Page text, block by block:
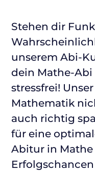
Stehen dir
unserem Abi-
dein Mathe-
stressfrei!
Mathematik
auch richtig
für eine
Abitur in